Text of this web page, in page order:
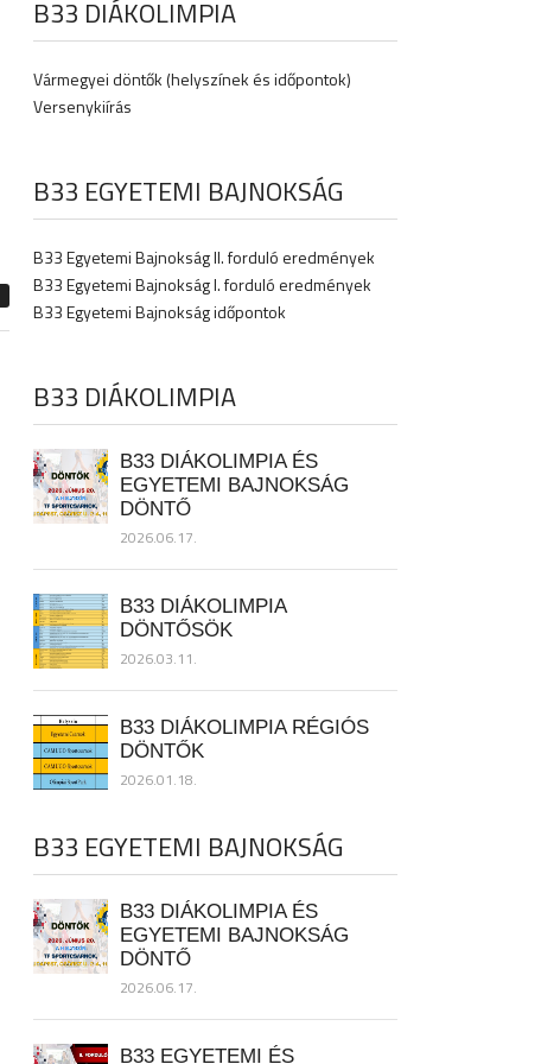
B33 DIÁKOLIMPIA
Vármegyei döntők (helyszínek és időpontok)
Versenykiírás
B33 EGYETEMI BAJNOKSÁG
B33 Egyetemi Bajnokság II. forduló eredmények
B33 Egyetemi Bajnokság I. forduló eredmények
B33 Egyetemi Bajnokság időpontok
B33 DIÁKOLIMPIA
B33 DIÁKOLIMPIA ÉS
EGYETEMI BAJNOKSÁG
DÖNTŐ
2026.06.17.
B33 DIÁKOLIMPIA
DÖNTŐSÖK
2026.03.11.
B33 DIÁKOLIMPIA RÉGIÓS
DÖNTŐK
2026.01.18.
B33 EGYETEMI BAJNOKSÁG
B33 DIÁKOLIMPIA ÉS
EGYETEMI BAJNOKSÁG
DÖNTŐ
2026.06.17.
B33 EGYETEMI ÉS